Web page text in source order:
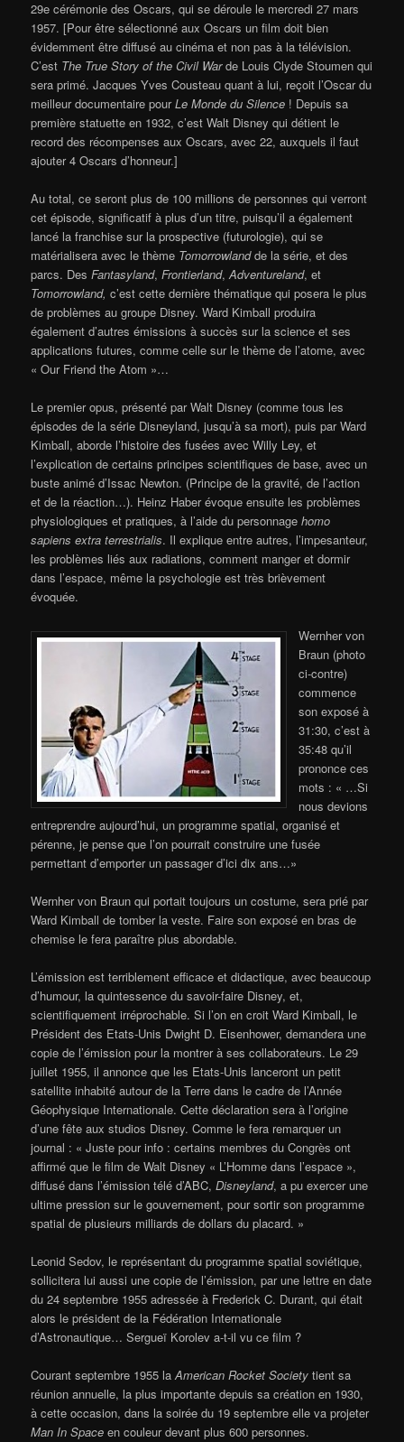
29e cérémonie des Oscars, qui se déroule le mercredi 27 mars
1957. [Pour être sélectionné aux Oscars un film doit bien
évidemment être diffusé au cinéma et non pas à la télévision.
C’est The True Story of the Civil Warde Louis Clyde Stoumen qui
sera primé. Jacques Yves Cousteau quant à lui, reçoit l’Oscar du
meilleur documentaire pourLe Monde du Silence ! Depuis sa
première statuette en 1932, c’est Walt Disney qui détient le
record des récompenses aux Oscars, avec 22, auxquels il faut
ajouter 4 Oscars d’honneur.]
Au total, ce seront plus de 100 millions de personnes qui verront
cet épisode, significatif à plus d’un titre, puisqu’il a également
lancé la franchise sur la prospective (futurologie), qui se
matérialisera avec le thème Tomorrowlandde la série, et des
parcs. DesFantasyland,Frontierland,Adventureland, et
Tomorrowland,c’est cette dernière thématique qui posera le plus
de problèmes au groupe Disney. Ward Kimball produira
également d’autres émissions à succès sur la science et ses
applications futures, comme celle sur le thème de l’atome, avec
« Our Friend the Atom »…
Le premier opus, présenté par Walt Disney (comme tous les
épisodes de la série Disneyland, jusqu’à sa mort), puis par Ward
Kimball, aborde l’histoire des fusées avec Willy Ley, et
l’explication de certains principes scientifiques de base, avec un
buste animé d’Issac Newton. (Principe de la gravité, de l’action
et de la réaction…). Heinz Haber évoque ensuite les problèmes
physiologiques et pratiques, à l’aide du personnagehomo
sapiens extra terrestrialis. Il explique entre autres, l’impesanteur,
les problèmes liés aux radiations, comment manger et dormir
dans l’espace, même la psychologie est très brièvement
évoquée.
Wernher von
Braun (photo
ci-contre)
commence
son exposé à
31:30, c’est à
35:48 qu’il
prononce ces
mots : « …Si
nous devions
entreprendre aujourd’hui, un programme spatial, organisé et
pérenne, je pense que l’on pourrait construire une fusée
permettant d’emporter un passager d’ici dix ans…»
Wernher von Braun qui portait toujours un costume, sera prié par
Ward Kimball de tomber la veste. Faire son exposé en bras de
chemise le fera paraître plus abordable.
L’émission est terriblement efficace et didactique, avec beaucoup
d’humour, la quintessence du savoir-faire Disney, et,
scientifiquement irréprochable. Si l’on en croit Ward Kimball, le
Président des Etats-Unis Dwight D. Eisenhower, demandera une
copie de l’émission pour la montrer à ses collaborateurs. Le 29
juillet 1955, il annonce que les Etats-Unis lanceront un petit
satellite inhabité autour de la Terre dans le cadre de l’Année
Géophysique Internationale. Cette déclaration sera à l’origine
d’une fête aux studios Disney. Comme le fera remarquer un
journal : « Juste pour info : certains membres du Congrès ont
affirmé que le film de Walt Disney « L’Homme dans l’espace »,
diffusé dans l’émission télé d’ABC,Disneyland, a pu exercer une
ultime pression sur le gouvernement, pour sortir son programme
spatial de plusieurs milliards de dollars du placard. »
Leonid Sedov, le représentant du programme spatial soviétique,
sollicitera lui aussi une copie de l’émission, par une lettre en date
du 24 septembre 1955 adressée à Frederick C. Durant, qui était
alors le président de la Fédération Internationale
d’Astronautique… Sergueï Korolev a-t-il vu ce film ?
Courant septembre 1955 laAmerican Rocket Society tient sa
réunion annuelle, la plus importante depuis sa création en 1930,
à cette occasion, dans la soirée du 19 septembre elle va projeter
Man In Space en couleur devant plus 600 personnes.